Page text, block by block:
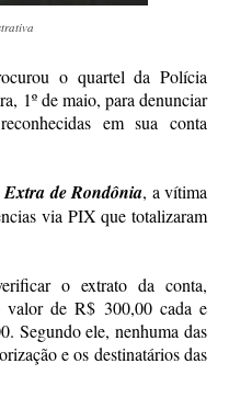
o quartel da Polícia
1º de maio, para denunciar
em sua conta
Extra de Rondônia, a vítima
via PIX que totalizaram
o extrato da conta,
valor de R$ 300,00 cada e
Segundo ele, nenhuma das
e os destinatários das